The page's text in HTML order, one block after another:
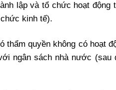
lập và tổ chức hoạt động
kinh tế).
quyền không có hoạt
ngân sách nhà nước (sau